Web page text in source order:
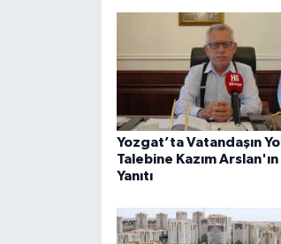
Yozgat’ta Vatandaşın Yol
Talebine Kazım Arslan'ın
Yanıtı